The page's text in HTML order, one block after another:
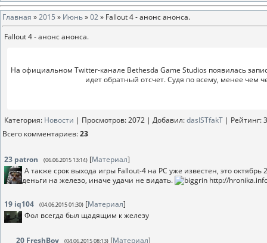
Главная »2015 » Июнь»02» Fallout 4 - анонс анонса.
Fallout 4 - анонс анонса.
На официальном Twitter-канале Bethesda Game Studios появилась
идет обратный отсчет. Судя по всему, менее чем
Категория: Новости | Просмотров: 2072 | Добавил:dasISTfakT | Рейтинг:
Всего комментариев:23
23 patron (06.06.2015 13:14) [Материал]
А также срок выхода игры Fallout-4 на РС уже известен, это
деньги на железо, иначе удачи не видать.
http://
19 iq104 (04.06.2015 01:30) [Материал]
Фол всегда был щадящим к железу
20 FreshBoy (04.06.2015 08:13) [Материал]